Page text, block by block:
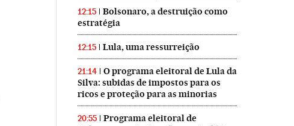
12:15
Bolsonaro, a destruição como
estratégia
12:15 Lula, uma ressurreição
21:14
O programa eleitoral de Lula da
Silva: subidas de impostos para os
ricos e proteção para as minorias
20:55
Programa eleitoral de